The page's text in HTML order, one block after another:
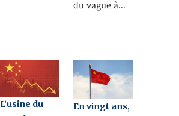
du vague à…
L’usine du
En vingt ans,